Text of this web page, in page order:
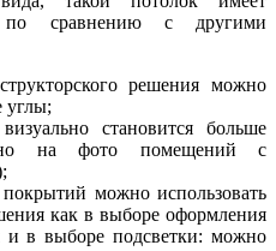
по сравнению с другими
решения можно
углы;
становится больше
на фото помещений с
можно использовать
как в выборе оформления
и в выборе подсветки: можно